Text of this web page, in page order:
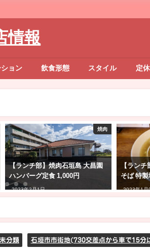
情報
ョン 飲食形態 スタイル 定
焼肉
【ランチ部】焼肉石垣島 大昌園
ハンバーグ定食 1,000円
2023年2月1日
【ラン
そば 特
2023年1月
未分類 石垣市市街地(730交差点から車で15分